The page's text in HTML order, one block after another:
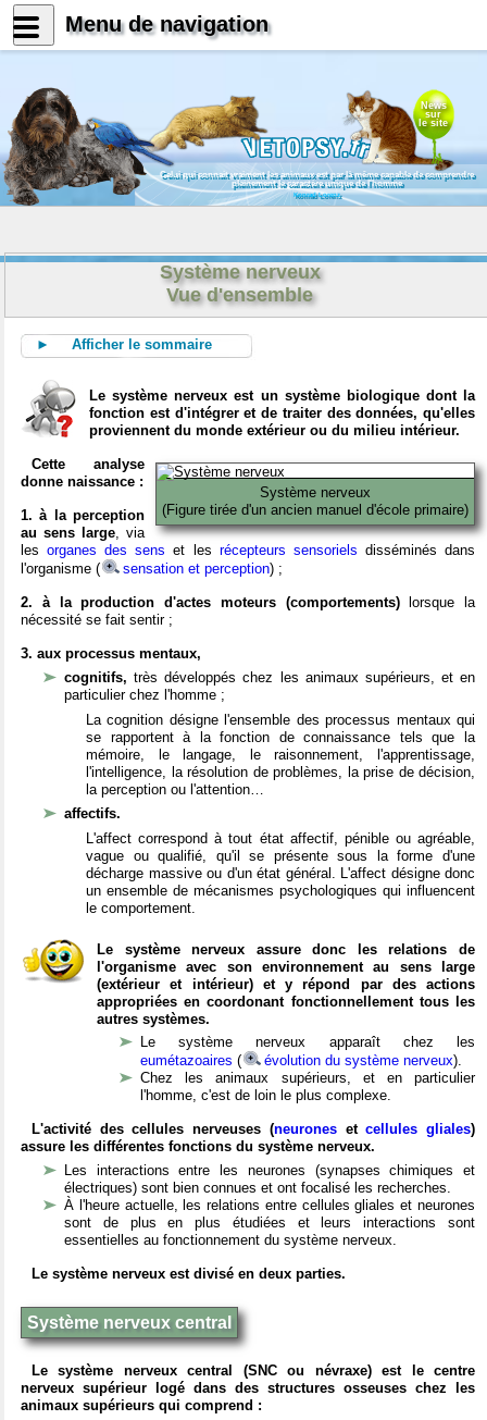
News
sur
le site
Celui qui connait vraiment les animaux est par là même capable de comprendre
pleinement le caractère unique de l'homme
Konrad Lorenz
Système nerveux
Vue d'ensemble
► Afficher le sommaire
Le système nerveux est un système biologique dont la
fonction est d'intégrer et de traiter des données, qu'elles
proviennent du monde extérieur ou du milieu intérieur.
Système nerveux
(Figure tirée d'un ancien manuel d'école primaire)
Cette analyse
donne naissance :
1. à la perception
au sens large, via
lesorganes des sens et les récepteurs sensoriels disséminés dans
l'organisme (
sensation et perception) ;
2. à la production d'actes moteurs (comportements)lorsque la
nécessité se fait sentir ;
3. aux processus mentaux,
cognitifs,très développés chez les animaux supérieurs, et en
particulier chez l'homme ;
La cognition désigne l'ensemble des processus mentaux qui
se rapportent à la fonction de connaissance tels que la
mémoire, le langage, le raisonnement, l'apprentissage,
l'intelligence, la résolution de problèmes, la prise de décision,
la perception ou l'attention…
affectifs.
L'affect correspond à tout état affectif, pénible ou agréable,
vague ou qualifié, qu'il se présente sous la forme d'une
décharge massive ou d'un état général. L'affect désigne donc
un ensemble de mécanismes psychologiques qui influencent
le comportement.
Le système nerveux assure donc les relations de
l'organisme avec son environnement au sens large
(extérieur et intérieur) et y répond par des actions
appropriées en coordonant fonctionnellement tous les
autres systèmes.
Le système nerveux apparaît chez les
eumétazoaires ( évolution du système nerveux).
Chez les animaux supérieurs, et en particulier
l'homme, c'est de loin le plus complexe.
L'activité des cellules nerveuses (neuronesetcellules gliales)
assure les différentes fonctions du système nerveux.
Les interactions entre les neurones (synapses chimiques et
électriques) sont bien connues et ont focalisé les recherches.
À l'heure actuelle, les relations entre cellules gliales et neurones
sont de plus en plus étudiées et leurs interactions sont
essentielles au fonctionnement du système nerveux.
Le système nerveux est divisé en deux parties.
Système nerveux central
Le système nerveux central (SNC ou névraxe) est le centre
nerveux supérieur logé dans des structures osseuses chez les
animaux supérieurs qui comprend :
Menu de navigation